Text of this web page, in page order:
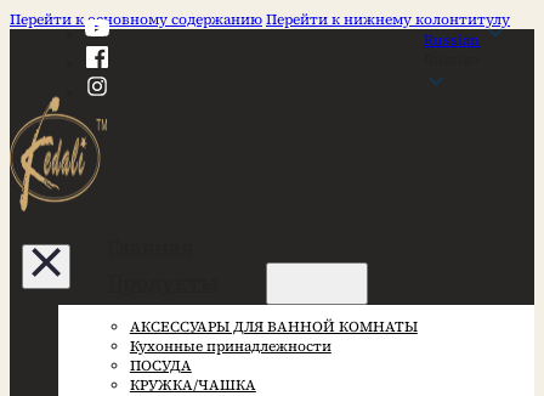
Перейти к основному содержаниюПерейти к нижнему колонтитулу
Russian
АКСЕССУАРЫ ДЛЯ ВАННОЙ КОМНАТЫ
Кухонные принадлежности
ПОСУДА
КРУЖКА/ЧАШКА